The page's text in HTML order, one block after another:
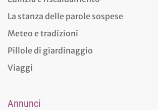
La stanza delle parole sospese
Meteo e tradizioni
Pillole di giardinaggio
Viaggi
Annunci